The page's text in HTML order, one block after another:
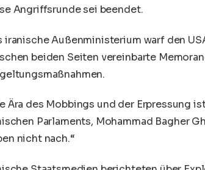
Angriffsrunde sei beendet.
iranische Außenministerium warf den
beiden Seiten vereinbarte
Ära des Mobbings und der Erpressung
Parlaments, Mohammad Bagher
nicht nach.“